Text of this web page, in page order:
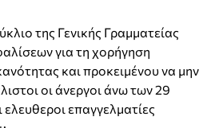
της Γενικής Γραμματείας
για τη χορήγηση
και προκειμένου να μην
οι άνεργοι άνω των 29
ελευθεροι επαγγελματίες